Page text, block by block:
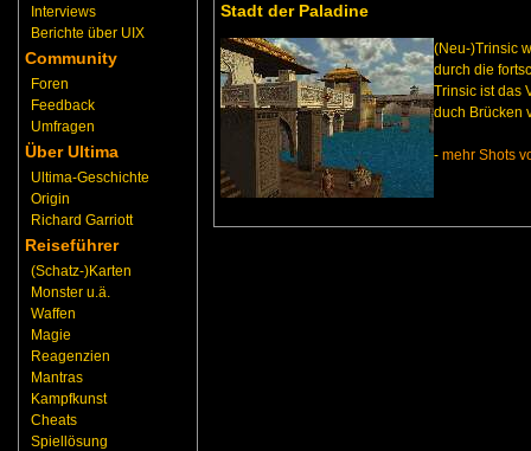
Interviews
Berichte über UIX
Community
Foren
Feedback
Umfragen
Über Ultima
Ultima-Geschichte
Origin
Richard Garriott
Reiseführer
(Schatz-)Karten
Monster u.ä.
Waffen
Magie
Reagenzien
Mantras
Kampfkunst
Cheats
Spiellösung
Stadt der Paladine
(Neu-)Trinsic
durch die
Trinsic ist das
duch Brücken
- mehr Shots